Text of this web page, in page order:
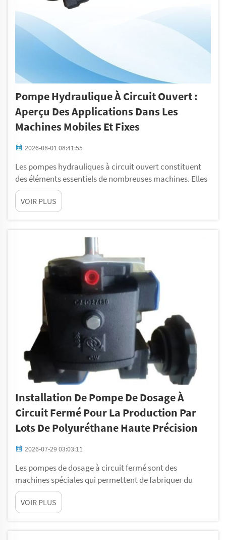
Pompe Hydraulique À Circuit Ouvert :
Aperçu Des Applications Dans Les
Machines Mobiles Et Fixes
2026-08-01 08:41:55
Les pompes hydrauliques à circuit ouvert constituent
des éléments essentiels de nombreuses machines. Elles
fonctionnent en déplaçant un fluide à travers un
système afin de produire de l’énergie. On retrouve ces
pompes aussi bien dans des machines mobiles que
on peut les observer dans...
VOIR PLUS
Installation De Pompe De Dosage À
Circuit Fermé Pour La Production Par
Lots De Polyuréthane Haute Précision
2026-07-29 03:03:11
Les pompes de dosage à circuit fermé sont des
machines spéciales qui permettent de fabriquer du
polyuréthane, un matériau utilisé dans de nombreux
produits tels que les mousses, les revêtements et les
adhésifs. Ces pompes sont conçues pour délivrer des
VOIR PLUS